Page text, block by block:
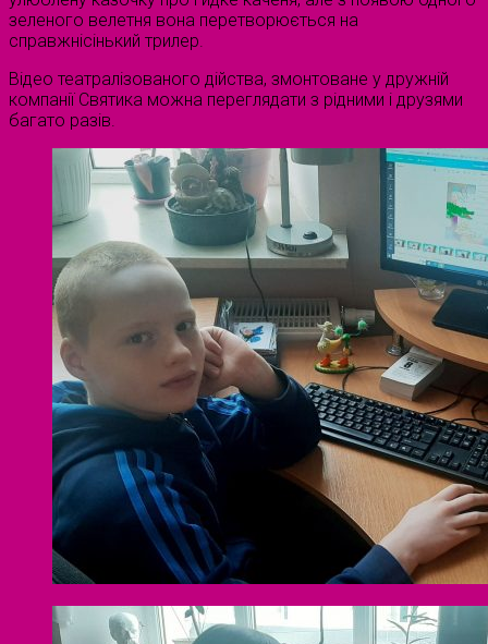
зеленого велетня вона перетворюється на
справжнісінький трилер.
Відео театралізованого дійства, змонтоване у дружній
компанії Святика можна переглядати з рідними і друзями
багато разів.